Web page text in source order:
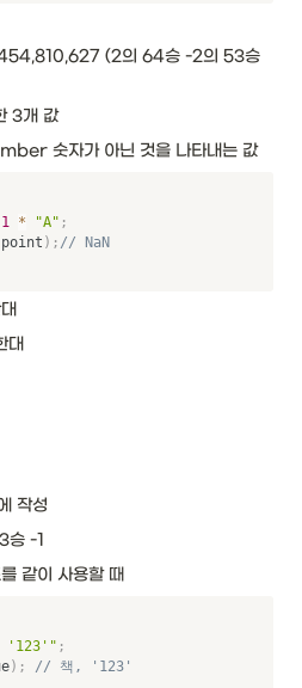
(2의 64승 -2의 53승
3개 값
숫자가 아닌 것을 나타내는 값
1 * "A" ;
point ) ; // NaN
대
작성
승 -1
같이 사용할 때
'123'" ;
) ; // 책, '123'